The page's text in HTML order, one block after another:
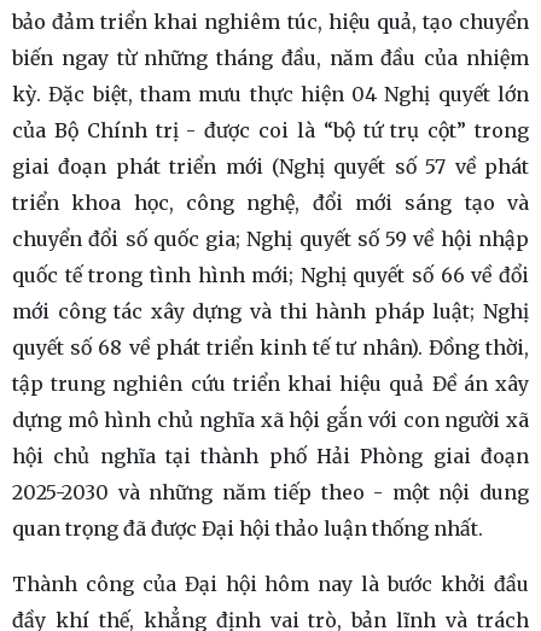
bảo đảm triển khai nghiêm túc, hiệu quả, tạo chuyển
biến ngay từ những tháng đầu, năm đầu của nhiệm
kỳ. Đặc biệt, tham mưu thực hiện 04 Nghị quyết lớn
của Bộ Chính trị - được coi là “bộ tứ trụ cột” trong
giai đoạn phát triển mới (Nghị quyết số 57 về phát
triển khoa học, công nghệ, đổi mới sáng tạo và
chuyển đổi số quốc gia; Nghị quyết số 59 về hội nhập
quốc tế trong tình hình mới; Nghị quyết số 66 về đổi
mới công tác xây dựng và thi hành pháp luật; Nghị
quyết số 68 về phát triển kinh tế tư nhân). Đồng thời,
tập trung nghiên cứu triển khai hiệu quả Đề án xây
dựng mô hình chủ nghĩa xã hội gắn với con người xã
hội chủ nghĩa tại thành phố Hải Phòng giai đoạn
2025-2030 và những năm tiếp theo - một nội dung
quan trọng đã được Đại hội thảo luận thống nhất.
Thành công của Đại hội hôm nay là bước khởi đầu
đầy khí thế, khẳng định vai trò, bản lĩnh và trách